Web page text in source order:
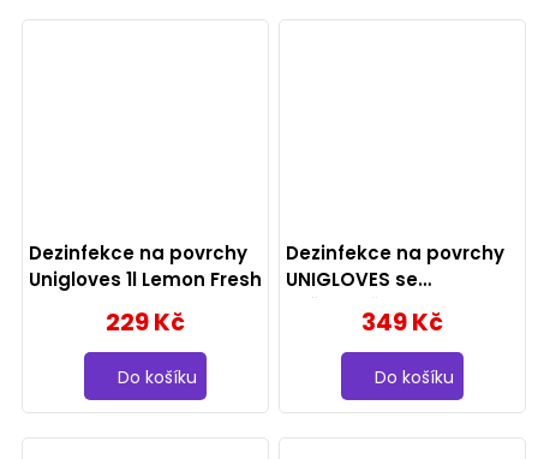
Dezinfekce na povrchy
Unigloves 1l Lemon Fresh
229 Kč
Do košíku
Dezinfekce na povrchy
UNIGLOVES se
zpěnovačem 1l
349 Kč
Do košíku